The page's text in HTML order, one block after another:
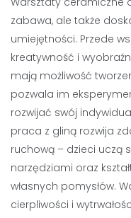
zabawa, ale także
umiejętności. Przede
kreatywność i
mają możliwość
pozwala im
rozwijać swój
praca z gliną rozwija
ruchową – dzieci uczą
narzędziami oraz
własnych pomysłów.
cierpliwości i